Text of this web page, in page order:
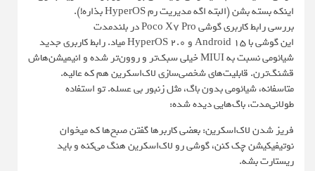
اینکه بسته بشن (البته اگه مدیریت رم HyperOS بذاره!).
بررسی رابط کاربری گوشی Poco X7 Pro در بلندمدت
این گوشی با Android 15 و HyperOS 2.0 میاد. رابط کاربری جدید
شیائومی نسبت به MIUI خیلی سبک‌تر و روون‌تر شده و انیمیشن‌هاش
قشنگ‌ترن. قابلیت‌های شخصی‌سازی لاک‌اسکرین هم که عالیه.
متاسفانه، شیائومی بدون باگ، مثل زنبور بی عسله. تو استفاده
طولانی‌مدت، باگ‌هایی دیده شده:
فریز شدن لاک‌اسکرین: بعضی کاربرها گفتن صبح‌ها که میخوان
نوتیفیکیشن چک کنن، گوشی رو لاک‌اسکرین هنگ می‌کنه و باید
ریستارت بشه.